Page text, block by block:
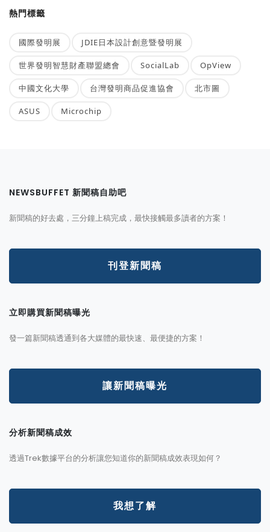
熱門標籤
國際發明展 JDIE日本設計創意暨發明展
世界發明智慧財產聯盟總會 SocialLab OpView
中國文化大學 台灣發明商品促進協會 北市圖
ASUS Microchip
NEWSBUFFET 新聞稿自助吧
新聞稿的好去處，三分鐘上稿完成，最快接觸最多讀者的方案！
刊登新聞稿
立即購買新聞稿曝光
發一篇新聞稿透通到各大媒體的最快速、最便捷的方案！
讓新聞稿曝光
分析新聞稿成效
透過Trek數據平台的分析讓您知道你的新聞稿成效表現如何？
我想了解